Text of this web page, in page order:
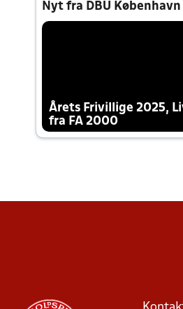
Nyt fra DBU København
Årets Frivillige 2025,
fra FA 2000